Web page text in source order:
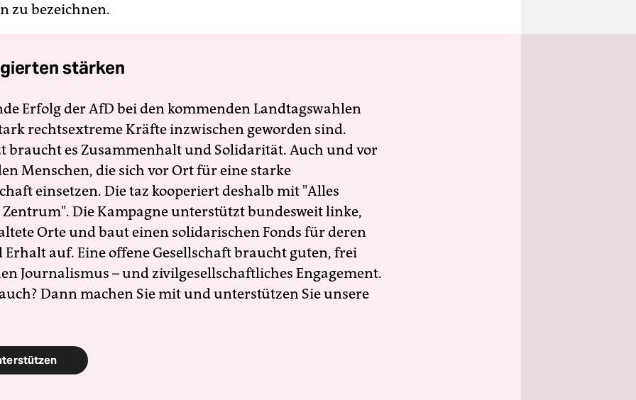
zu bezeichnen.
stärken
Erfolg der AfD bei den kommenden Landtagswahlen
rechtsextreme Kräfte inzwischen geworden sind.
braucht es Zusammenhalt und Solidarität. Auch und vor
Menschen, die sich vor Ort für eine starke
einsetzen. Die taz kooperiert deshalb mit "Alles
Die Kampagne unterstützt bundesweit linke,
Orte und baut einen solidarischen Fonds für deren
Erhalt auf. Eine offene Gesellschaft braucht guten, frei
Journalismus – und zivilgesellschaftliches Engagement.
Dann machen Sie mit und unterstützen Sie unsere